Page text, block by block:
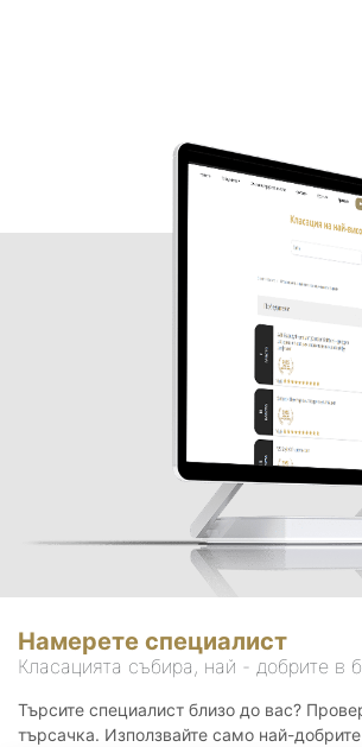
Намерете специалист
Класацията събира, най - добрите в
Търсите специалист близо до вас?
търсачка. Използвайте само най-добрите